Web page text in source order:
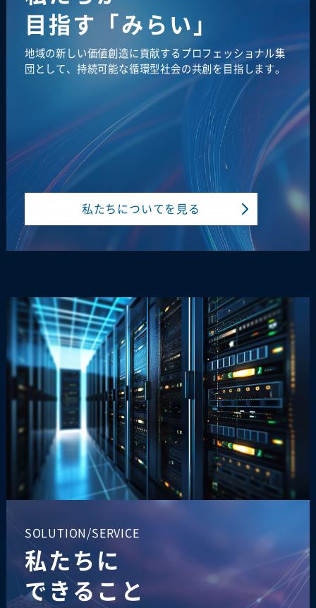
目指す「みらい」
地域の新しい価値創造に貢献するプロフェッショナル集
団として、持続可能な循環型社会の共創を目指します。
私たちについてを見る
SOLUTION/SERVICE
私たちに
できること